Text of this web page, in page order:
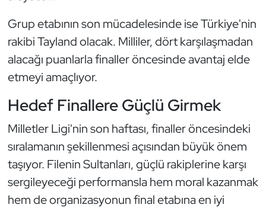
Grup etabının son mücadelesinde ise Türkiye'nin
rakibi Tayland olacak. Milliler, dört karşılaşmadan
alacağı puanlarla finaller öncesinde avantaj elde
etmeyi amaçlıyor.
Hedef Finallere Güçlü Girmek
Milletler Ligi'nin son haftası, finaller öncesindeki
sıralamanın şekillenmesi açısından büyük önem
taşıyor. Filenin Sultanları, güçlü rakiplerine karşı
sergileyeceği performansla hem moral kazanmak
hem de organizasyonun final etabına en iyi
Modern Pentatlon
Motor Sporları
Muay Thai
Okçuluk
Optimist
Oryantiring